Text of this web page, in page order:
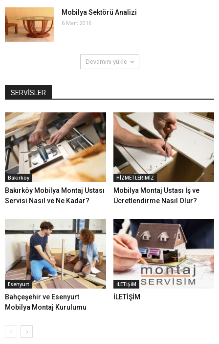
Mobilya Sektörü Analizi
6 Mart 2016
Devamını yükle
SERVİSLER
Bakırköy
Bakırköy Mobilya Montaj Ustası
Servisi Nasıl ve Ne Kadar?
HİZMETLERİMİZ
Mobilya Montaj Ustası İş ve
Ücretlendirme Nasıl Olur?
Esenyurt
Bahçeşehir ve Esenyurt
Mobilya Montaj Kurulumu
İLETİŞİM
İLETİŞİM